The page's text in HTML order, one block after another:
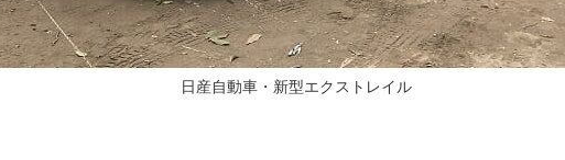
日産自動車・新型エクストレイル